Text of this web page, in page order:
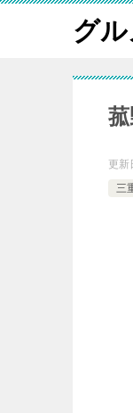
グ
更新
三